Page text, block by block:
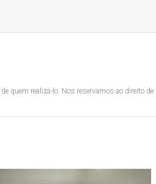
quem realizá-lo. Nos reservamos ao direito